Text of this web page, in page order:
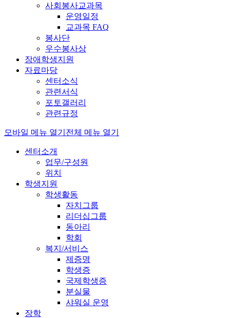
사회봉사교과목
운영일정
교과목 FAQ
봉사단
우수봉사상
장애학생지원
자료마당
센터소식
관련서식
포토갤러리
관련규정
모바일 메뉴 열기 전체 메뉴 열기
센터소개
업무/구성원
위치
학생지원
학생활동
자치그룹
리더십그룹
동아리
학회
복지/서비스
제증명
학생증
국제학생증
분실물
샤워실 운영
장학